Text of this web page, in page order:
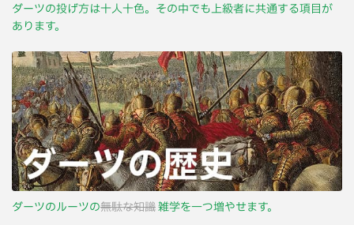
ダーツの投げ方は十人十色。その中でも上級者に共通する項目が
あります。
ダーツのルーツの無駄な知識雑学を一つ増やせます。